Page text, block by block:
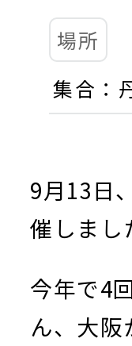
場所
集合：
9月13日
催しまし
今年で4
ん、大